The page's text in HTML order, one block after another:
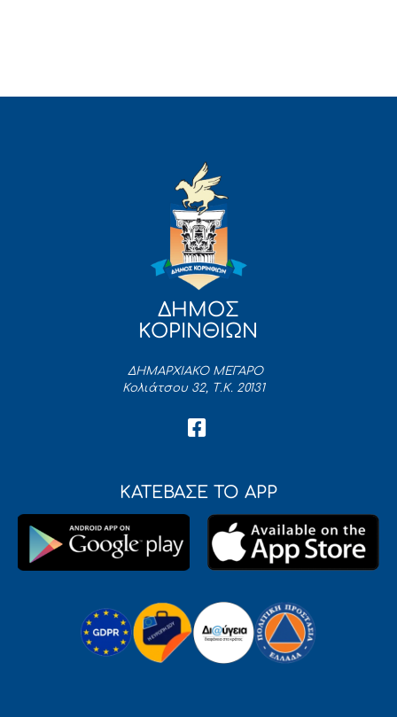
ΔΗΜΟΣ
ΚΟΡΙΝΘΙΩΝ
ΔΗΜΑΡΧΙΑΚΟ ΜΕΓΑΡΟ
Κολιάτσου 32, Τ.Κ. 20131
ΚΑΤΕΒΑΣΕ ΤΟ APP